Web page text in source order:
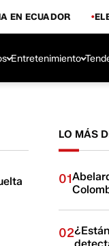
EN ECUADOR
Entretenimiento
LO MÁS
01
02